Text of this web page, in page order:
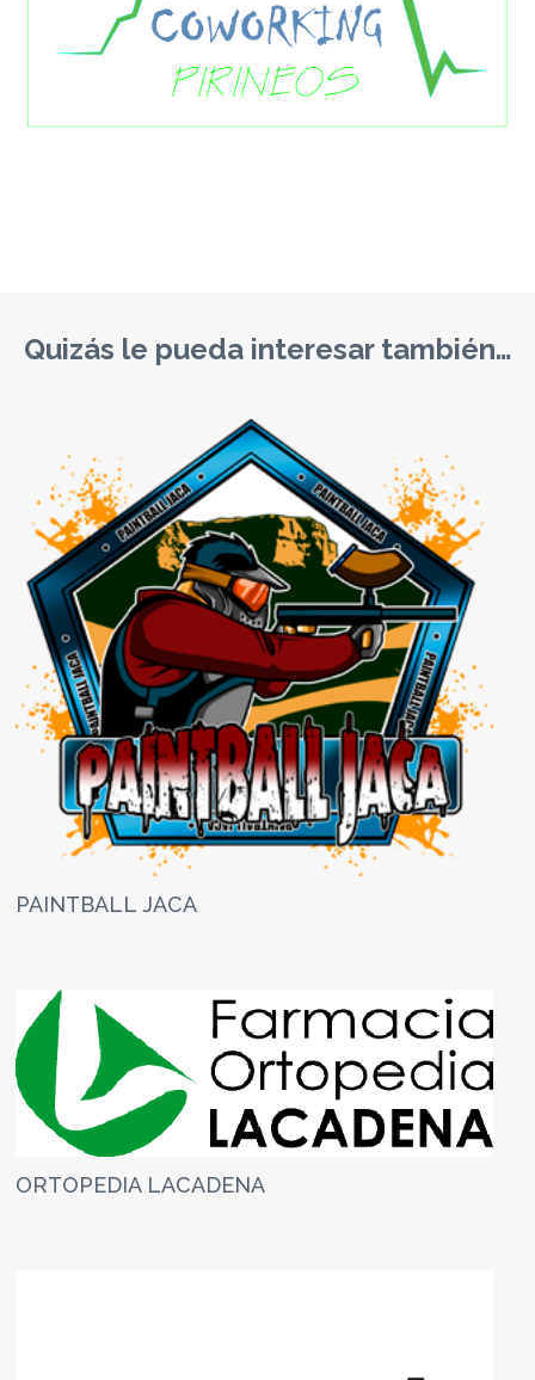
Quizás le pueda interesar también…
PAINTBALL JACA
ORTOPEDIA LACADENA